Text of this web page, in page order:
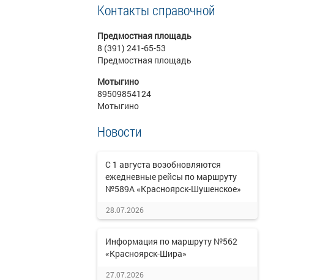
Контакты справочной
Предмостная площадь
8 (391) 241-65-53
Предмостная площадь
Мотыгино
89509854124
Мотыгино
Новости
С 1 августа возобновляются
ежедневные рейсы по маршруту
№589А «Красноярск-Шушенское»
28.07.2026
Информация по маршруту №562
«Красноярск-Шира»
27.07.2026